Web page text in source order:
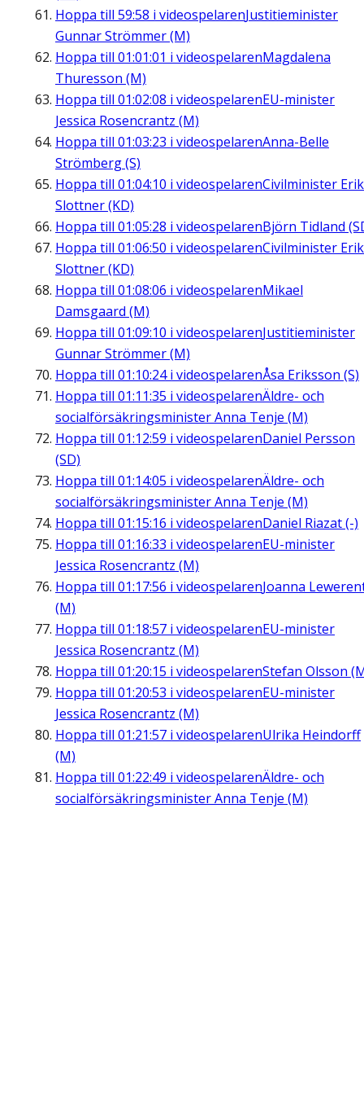
Hoppa till 59:58 i videospelarenJustitieminister
Gunnar Strömmer (M)
Hoppa till 01:01:01 i videospelarenMagdalena
Thuresson (M)
Hoppa till 01:02:08 i videospelarenEU-minister
Jessica Rosencrantz (M)
Hoppa till 01:03:23 i videospelarenAnna-Belle
Strömberg (S)
Hoppa till 01:04:10 i videospelarenCivilminister Erik
Slottner (KD)
Hoppa till 01:05:28 i videospelarenBjörn Tidland
Hoppa till 01:06:50 i videospelarenCivilminister Erik
Slottner (KD)
Hoppa till 01:08:06 i videospelarenMikael
Damsgaard (M)
Hoppa till 01:09:10 i videospelarenJustitieminister
Gunnar Strömmer (M)
Hoppa till 01:10:24i videospelarenÅsa Eriksson (S)
Hoppa till 01:11:35 i videospelarenÄldre- och
socialförsäkringsminister Anna Tenje (M)
Hoppa till 01:12:59 i videospelarenDaniel Persson
(SD)
Hoppa till 01:14:05 i videospelarenÄldre- och
socialförsäkringsminister Anna Tenje (M)
Hoppa till 01:15:16 i videospelarenDaniel Riazat (-)
Hoppa till 01:16:33 i videospelarenEU-minister
Jessica Rosencrantz (M)
Hoppa till 01:17:56 i videospelarenJoanna
(M)
Hoppa till 01:18:57 i videospelarenEU-minister
Jessica Rosencrantz (M)
Hoppa till 01:20:15 i videospelarenStefan Olsson
Hoppa till 01:20:53 i videospelarenEU-minister
Jessica Rosencrantz (M)
Hoppa till 01:21:57 i videospelarenUlrika Heindorff
(M)
Hoppa till 01:22:49 i videospelarenÄldre- och
socialförsäkringsminister Anna Tenje (M)